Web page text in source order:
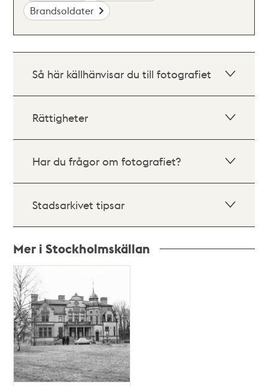
Brandsoldater
Så här källhänvisar du till fotografiet
Rättigheter
Har du frågor om fotografiet?
Stadsarkivet tipsar
Mer i Stockholmskällan
Relaterade
poster
och
teman